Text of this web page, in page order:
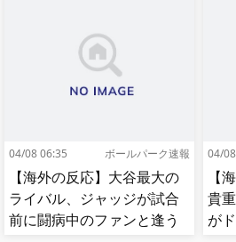
04/08 06:35 ボールパーク速報
【海外の反応】大谷最大の
ライバル、ジャッジが試合
前に闘病中のファンと逢う
04/
【
貴
が